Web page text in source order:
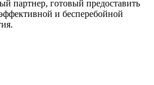
партнер, готовый предоставить
и бесперебойной